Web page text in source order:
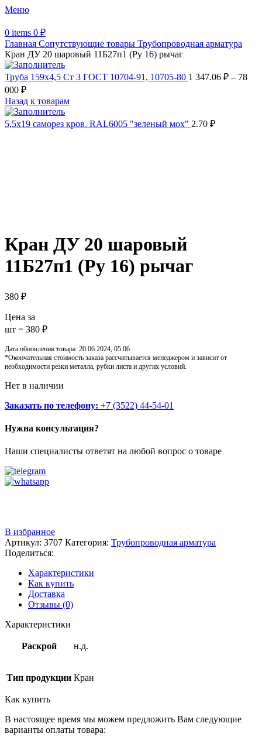
Меню
0 items 0 ₽
Главная Сопутствующие товары Трубопроводная арматура
Кран ДУ 20 шаровый 11Б27п1 (Ру 16) рычаг
Труба 159х4,5 Ст 3 ГОСТ 10704-91, 10705-80 1 347.06 ₽ – 78
000 ₽
Назад к товарам
5,5х19 cаморез кров. RAL6005 "зеленый мох" 2.70 ₽
Кран ДУ 20 шаровый
11Б27п1 (Ру 16) рычаг
380 ₽
Цена за
шт = 380 ₽
Дата обновления товара: 20.06.2024, 05:06
*Окончательная стоимость заказа рассчитывается менеджером и зависит от
необходимости резки металла, рубки листа и других условий.
Нет в наличии
Заказать по телефону: +7 (3522) 44-54-01
Нужна консультация?
Наши специалисты ответят на любой вопрос о товаре
В избранное
Артикул: 3707 Категория: Трубопроводная арматура
Поделиться:
Характеристики
Как купить
Доставка
Отзывы (0)
Характеристики
Раскрой н.д.
Тип продукции Кран
Как купить
В настоящее время мы можем предложить Вам следующие
варианты оплаты товара: